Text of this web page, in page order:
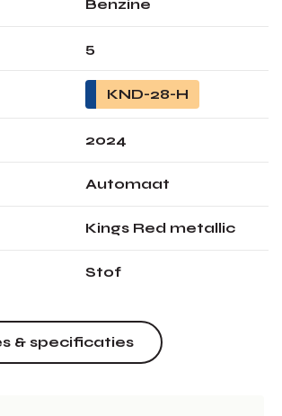
Benzine
5
KND-28-H
2024
Automaat
Kings Red metallic
Stof
& specificaties